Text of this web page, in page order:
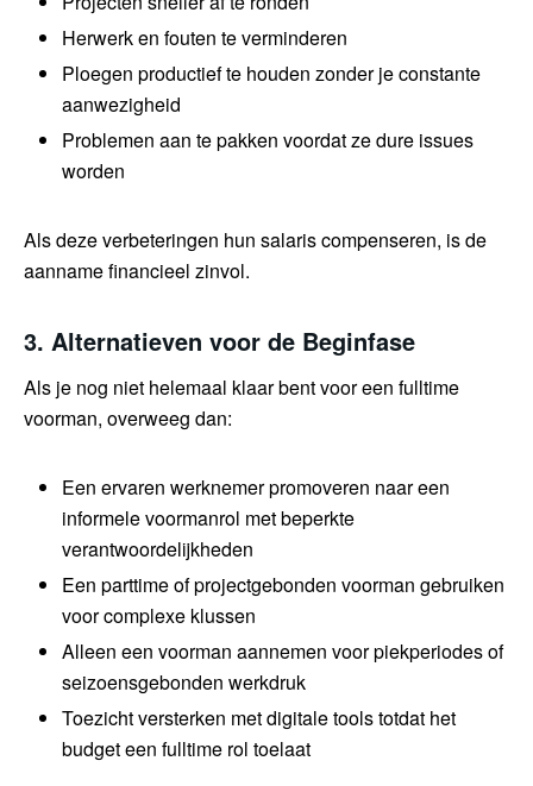
Herwerk en fouten te verminderen
Ploegen productief te houden zonder je constante
aanwezigheid
Problemen aan te pakken voordat ze dure issues
worden
Als deze verbeteringen hun salaris compenseren, is de
aanname financieel zinvol.
3. Alternatieven voor de Beginfase
Als je nog niet helemaal klaar bent voor een fulltime
voorman, overweeg dan:
Een ervaren werknemer promoveren naar een
informele voormanrol met beperkte
verantwoordelijkheden
Een parttime of projectgebonden voorman gebruiken
voor complexe klussen
Alleen een voorman aannemen voor piekperiodes of
seizoensgebonden werkdruk
Toezicht versterken met digitale tools totdat het
budget een fulltime rol toelaat